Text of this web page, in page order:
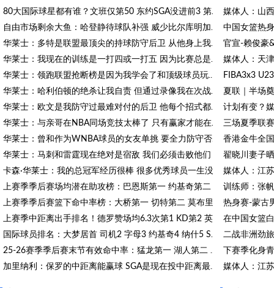
80大国际球星都有谁？文班仅第50 东约SGA没进前3 第1桃李满天下
自由市场剩余大鱼：哈登静待球队补强 威少比尔库明加何时落地？
华莱士：多特是联盟最顶尖的持球防守后卫 从他身上我学到了很多
华莱士：我现在的训练是一打四或一打五 因为比赛总是充满随机性
华莱士：领跑联盟抢断榜是因为我学会了和顶级球员玩心理战
华莱士：哈利伯顿的绝杀让我自责 但通过录像我在次战反弹
华莱士：欧文是我防守过最难对付的后卫 他每个招式都不可预测
华莱士：与亲哥在NBA同场竞技太棒了 只有赢家才能在家里吹牛
华莱士：马刺和雷霆现在绝对是宿敌 我们必须击败他们
国际球员排名：大梦居首 司机2 字母3 约基奇4 纳什5 SGA7 姚明18
25-26赛季季后赛末节有效命中率：猛龙第一 湖人第二 雷霆第三
加里纳利：保罗的中距离能赢球 SGA是现在投中距离最好的球员
媒体人：天
FIBA3x3
夏联｜半场
二战非洲劲
下赛季化身